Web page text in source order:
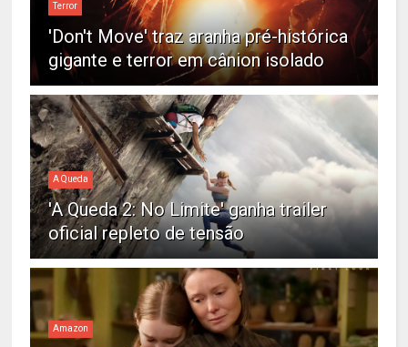
Terror
'Don't Move' traz aranha pré-histórica
gigante e terror em cânion isolado
A Queda
'A Queda 2: No Limite' ganha trailer
oficial repleto de tensão
Amazon